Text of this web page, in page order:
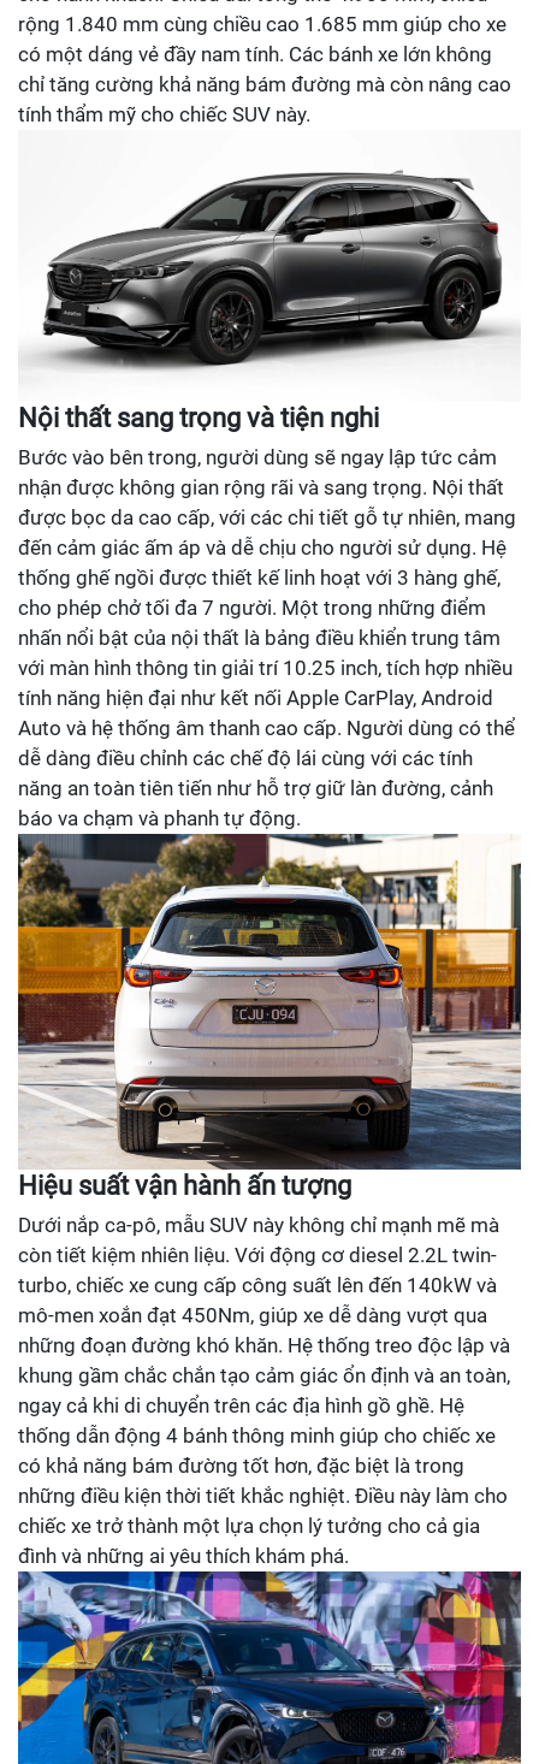
rộng 1.840 mm cùng chiều cao 1.685 mm giúp cho xe
có một dáng vẻ đầy nam tính. Các bánh xe lớn không
chỉ tăng cường khả năng bám đường mà còn nâng cao
tính thẩm mỹ cho chiếc SUV này.
Nội thất sang trọng và tiện nghi
Bước vào bên trong, người dùng sẽ ngay lập tức cảm
nhận được không gian rộng rãi và sang trọng. Nội thất
được bọc da cao cấp, với các chi tiết gỗ tự nhiên, mang
đến cảm giác ấm áp và dễ chịu cho người sử dụng. Hệ
thống ghế ngồi được thiết kế linh hoạt với 3 hàng ghế,
cho phép chở tối đa 7 người. Một trong những điểm
nhấn nổi bật của nội thất là bảng điều khiển trung tâm
với màn hình thông tin giải trí 10.25 inch, tích hợp nhiều
tính năng hiện đại như kết nối Apple CarPlay, Android
Auto và hệ thống âm thanh cao cấp. Người dùng có thể
dễ dàng điều chỉnh các chế độ lái cùng với các tính
năng an toàn tiên tiến như hỗ trợ giữ làn đường, cảnh
báo va chạm và phanh tự động.
Hiệu suất vận hành ấn tượng
Dưới nắp ca-pô, mẫu SUV này không chỉ mạnh mẽ mà
còn tiết kiệm nhiên liệu. Với động cơ diesel 2.2L twin-
turbo, chiếc xe cung cấp công suất lên đến 140kW và
mô-men xoắn đạt 450Nm, giúp xe dễ dàng vượt qua
những đoạn đường khó khăn. Hệ thống treo độc lập và
khung gầm chắc chắn tạo cảm giác ổn định và an toàn,
ngay cả khi di chuyển trên các địa hình gồ ghề. Hệ
thống dẫn động 4 bánh thông minh giúp cho chiếc xe
có khả năng bám đường tốt hơn, đặc biệt là trong
những điều kiện thời tiết khắc nghiệt. Điều này làm cho
chiếc xe trở thành một lựa chọn lý tưởng cho cả gia
đình và những ai yêu thích khám phá.